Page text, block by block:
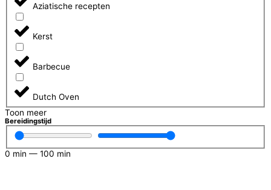
Aziatische recepten
Kerst
Barbecue
Dutch Oven
Toon meer
Bereidingstijd
0 min — 100 min